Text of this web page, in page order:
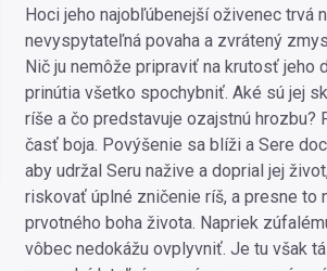
Hoci jeho najobľúbenejší oživenec trvá
nevyspytateľná povaha a zvrátený
Nič ju nemôže pripraviť na krutosť jeho
prinútia všetko spochybniť. Aké sú jej
ríše a čo predstavuje ozajstnú
časť boja. Povýšenie sa blíži a Sere
aby udržal Seru nažive a doprial jej
riskovať úplné zničenie ríš, a presne to
prvotného boha života. Napriek
vôbec nedokážu ovplyvniť. Je tu však